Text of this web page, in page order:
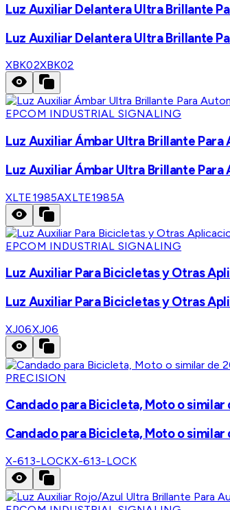
Luz Auxiliar Delantera Ultra Brillante
Luz Auxiliar Delantera Ultra Brillante
XBK02XBK02
EPCOM INDUSTRIAL SIGNALING
Luz Auxiliar Ámbar Ultra Brillante
Luz Auxiliar Ámbar Ultra Brillante
XLTE1985AXLTE1985A
EPCOM INDUSTRIAL SIGNALING
Luz Auxiliar Para Bicicletas y Otras
Luz Auxiliar Para Bicicletas y Otras
XJ06XJ06
PRECISION
Candado para Bicicleta, Moto o
Candado para Bicicleta, Moto o
X-613-LOCKX-613-LOCK